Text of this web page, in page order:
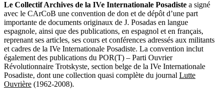
Le Collectif Archives de la IVe Internationale Posadiste a signé
avec le CArCoB une convention de don et de dépôt d’une part
importante de documents originaux de J. Posadas en langue
espagnole, ainsi que des publications, en espagnol et en français,
reprenant ses articles, ses cours et conférences adressés aux militants
et cadres de la IVe Internationale Posadiste. La convention inclut
également des publications du POR(T) – Parti Ouvrier
Révolutionnaire Trotskyste, section belge de la IVe Internationale
Posadiste, dont une collection quasi complète du journal Lutte
Ouvrière (1962-2008).